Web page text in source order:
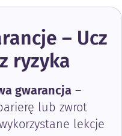
– Ucz
ryzyka
gwarancja –
lub zwrot
lekcje